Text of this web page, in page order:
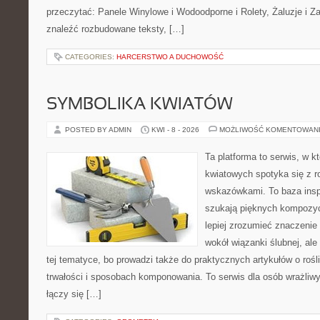
przeczytać: Panele Winylowe i Wodoodporne i Rolety, Żaluzje i
znaleźć rozbudowane teksty, […]
CATEGORIES: HARCERSTWO A DUCHOWOŚĆ
SYMBOLIKA KWIATÓW
POSTED BY ADMIN KWI - 8 - 2026 MOŻLIWOŚĆ
Ta platforma to serwis, w
kwiatowych spotyka się z
wskazówkami. To baza
szukają pięknych
lepiej zrozumieć
wokół wiązanki ślubnej,
tej tematyce, bo prowadzi także do praktycznych artykułów o
trwałości i sposobach komponowania. To serwis dla osób
łączy się […]